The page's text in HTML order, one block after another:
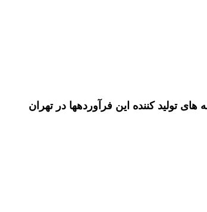
تولید کننده این فرآوردهها در تهران